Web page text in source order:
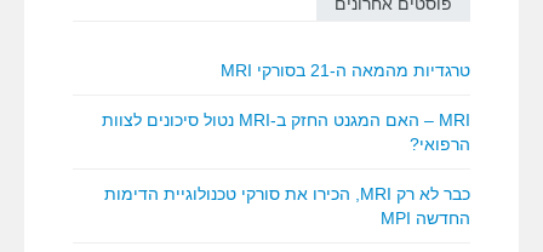
טרגדיות מהמאה ה-21 בסורקי MRI
MRI – האם המגנט החזק ב-MRI נטול סיכונים לצוות
הרפואי?
כבר לא רק MRI, הכירו את סורקי טכנולוגיית הדימות
החדשה MPI